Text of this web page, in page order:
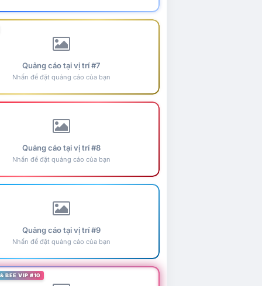
Quảng cáo tại vị trí #7
Nhấn để đặt quảng cáo của bạn
Quảng cáo tại vị trí #8
Nhấn để đặt quảng cáo của bạn
Quảng cáo tại vị trí #9
Nhấn để đặt quảng cáo của bạn
BEE VIP #10